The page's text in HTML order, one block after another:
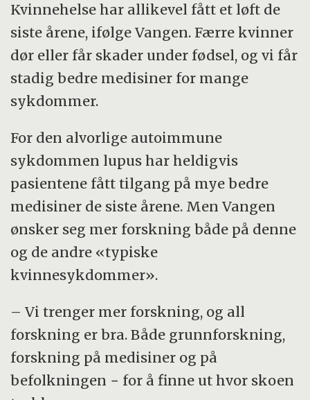
Kvinnehelse har allikevel fått et løft de
siste årene, ifølge Vangen. Færre kvinner
dør eller får skader under fødsel, og vi får
stadig bedre medisiner for mange
sykdommer.
For den alvorlige autoimmune
sykdommen lupus har heldigvis
pasientene fått tilgang på mye bedre
medisiner de siste årene. Men Vangen
ønsker seg mer forskning både på denne
og de andre «typiske
kvinnesykdommer».
– Vi trenger mer forskning, og all
forskning er bra. Både grunnforskning,
forskning på medisiner og på
befolkningen − for å finne ut hvor skoen